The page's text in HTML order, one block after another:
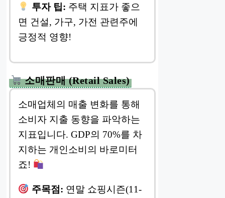
투자 팁: 주택 지표가 좋으
면 건설, 가구, 가전 관련주에
긍정적 영향!
소매판매 (Retail Sales)
소매업체의 매출 변화를 통해
소비자 지출 동향을 파악하는
지표입니다. GDP의 70%를 차
지하는 개인소비의 바로미터
죠!
주목점: 연말 쇼핑시즌(11-